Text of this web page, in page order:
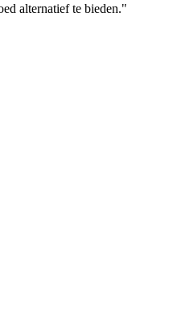
alternatief te bieden."